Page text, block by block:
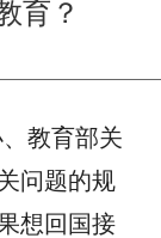
育？
教育部关
问题的规
想回国接